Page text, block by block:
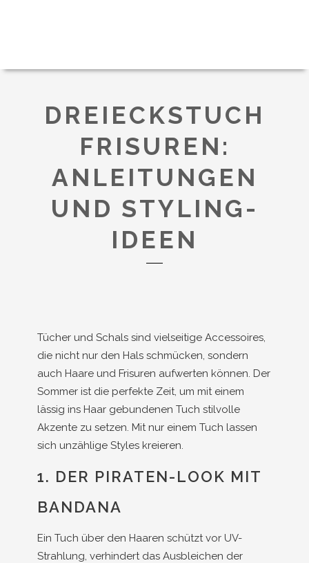
DREIECKSTUCH
FRISUREN:
ANLEITUNGEN
UND STYLING-
IDEEN
Tücher und Schals sind vielseitige Accessoires,
die nicht nur den Hals schmücken, sondern
auch Haare und Frisuren aufwerten können. Der
Sommer ist die perfekte Zeit, um mit einem
lässig ins Haar gebundenen Tuch stilvolle
Akzente zu setzen. Mit nur einem Tuch lassen
sich unzählige Styles kreieren.
1. DER PIRATEN-LOOK MIT
BANDANA
Ein Tuch über den Haaren schützt vor UV-
Strahlung, verhindert das Ausbleichen der